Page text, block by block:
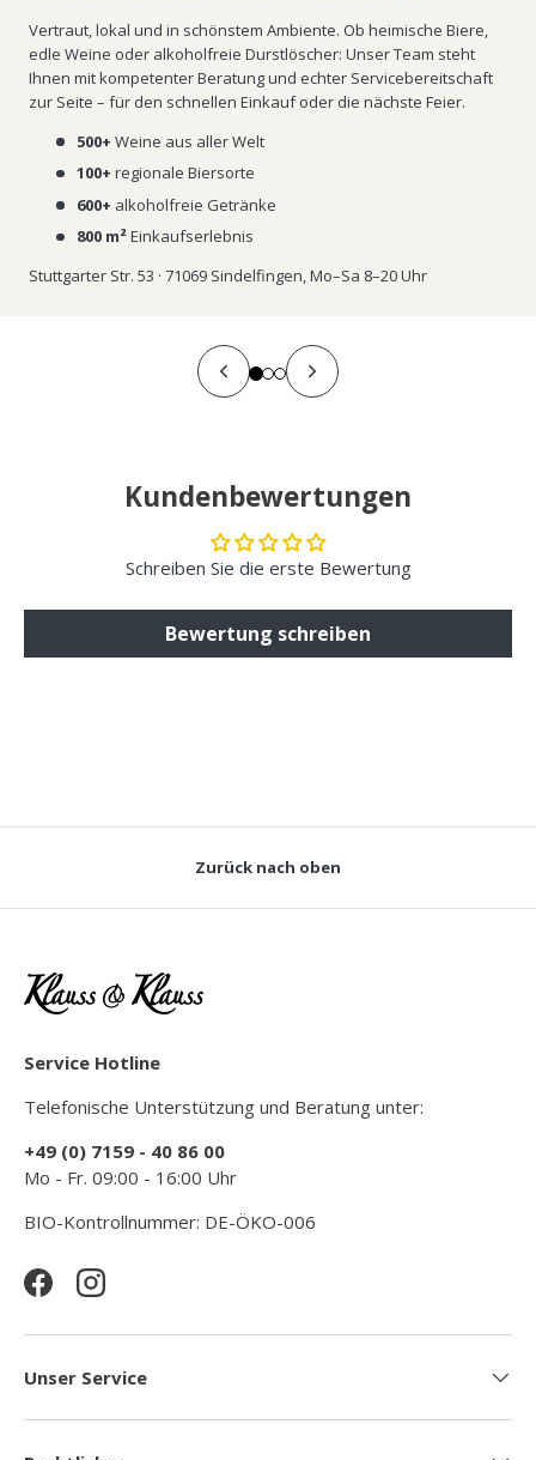
Vertraut, lokal und in schönstem Ambiente. Ob heimische Biere,
edle Weine oder alkoholfreie Durstlöscher: Unser Team steht
Ihnen mit kompetenter Beratung und echter Servicebereitschaft
zur Seite – für den schnellen Einkauf oder die nächste Feier.
500+ Weine aus aller Welt
100+ regionale Biersorte
600+ alkoholfreie Getränke
800 m²Einkaufserlebnis
Stuttgarter Str. 53 · 71069 Sindelfingen, Mo–Sa 8–20 Uhr
Kundenbewertungen
Schreiben Sie die erste Bewertung
Bewertung schreiben
Zurück nach oben
Service Hotline
Telefonische Unterstützung und Beratung unter:
+49 (0) 7159 - 40 86 00
Mo - Fr. 09:00 - 16:00 Uhr
BIO-Kontrollnummer: DE-ÖKO-006
FacebookInstagram
Unser Service